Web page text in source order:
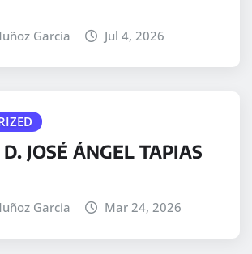
Garcia Jul 4, 2026
JOSÉ ÁNGEL TAPIAS
Garcia Mar 24, 2026